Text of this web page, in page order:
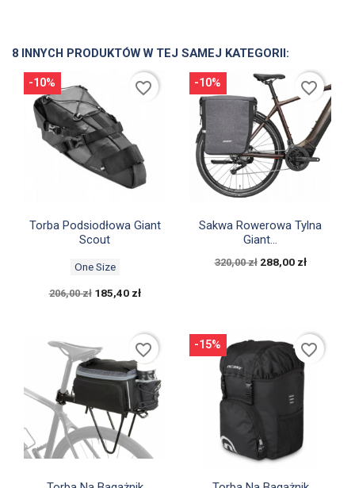
8 INNYCH PRODUKTÓW W TEJ SAMEJ KATEGORII:
Szybki podgląd
Torba Podsiodłowa Giant
Scout
One Size
206,00 zł 185,40 zł
-10% favorite_border
Szybki podgląd
Sakwa Rowerowa Tylna
Giant...
320,00 zł 288,00 zł
-10% favorite_border
Szybki podgląd
favorite_border
Szybki podgląd
-15% favorite_border